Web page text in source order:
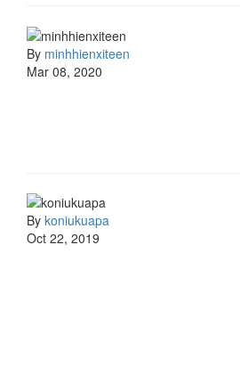
By minhhienxiteen
Mar 08, 2020
By koniukuapa
Oct 22, 2019